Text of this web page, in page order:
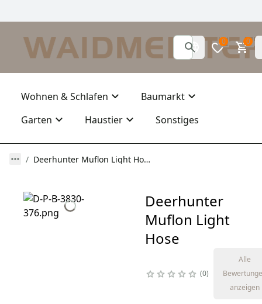
0 0
Wohnen & Schlafen
Baumarkt
Garten
Haustier Sonstiges
Deerhunter Muflon Light Hose
Deerhunter
Muflon Light
Hose
0
Alle
anzeigen